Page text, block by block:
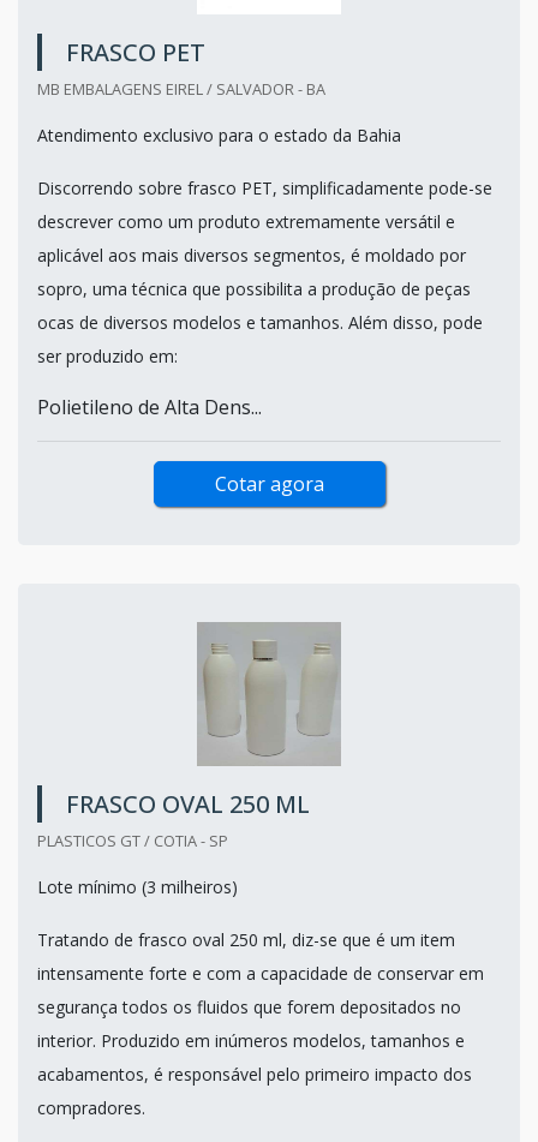
FRASCO PET
MB EMBALAGENS EIREL / SALVADOR - BA
Atendimento exclusivo para o estado da Bahia
Discorrendo sobre frasco PET, simplificadamente pode-se
descrever como um produto extremamente versátil e
aplicável aos mais diversos segmentos, é moldado por
sopro, uma técnica que possibilita a produção de peças
ocas de diversos modelos e tamanhos. Além disso, pode
ser produzido em:
Polietileno de Alta Dens...
Cotar agora
FRASCO OVAL 250 ML
PLASTICOS GT / COTIA - SP
Lote mínimo (3 milheiros)
Tratando de frasco oval 250 ml, diz-se que é um item
intensamente forte e com a capacidade de conservar em
segurança todos os fluidos que forem depositados no
interior. Produzido em inúmeros modelos, tamanhos e
acabamentos, é responsável pelo primeiro impacto dos
compradores.